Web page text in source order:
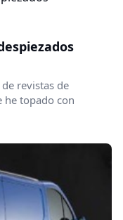
revistas de
he topado con